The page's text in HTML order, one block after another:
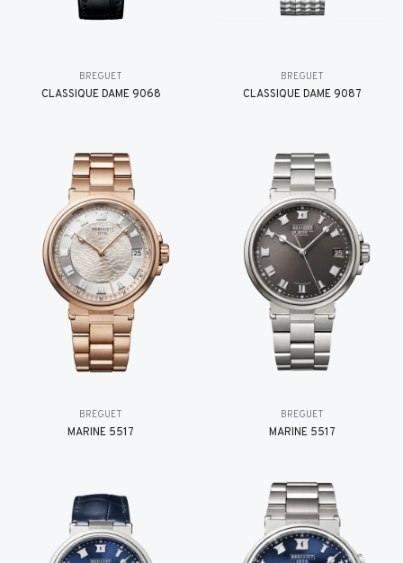
BREGUET
CLASSIQUE DAME 9068
BREGUET
CLASSIQUE DAME 9087
BREGUET
MARINE 5517
BREGUET
MARINE 5517